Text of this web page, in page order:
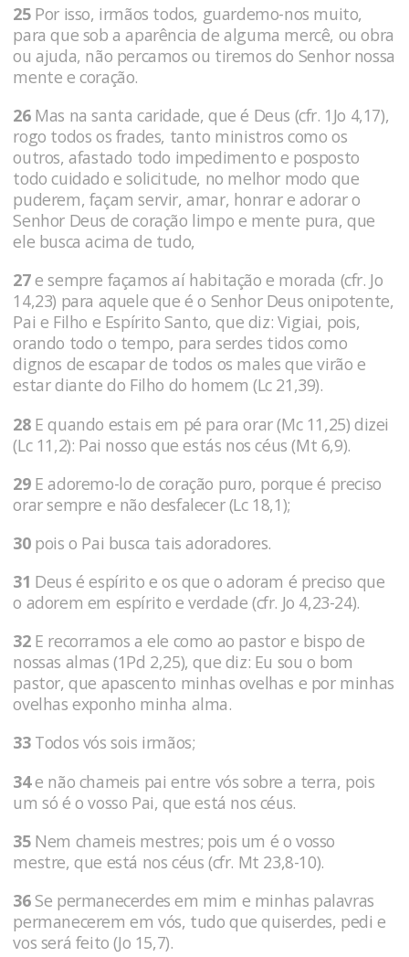
25Por isso, irmãos todos, guardemo-nos muito,
para que sob a aparência de alguma mercê, ou obra
ou ajuda, não percamos ou tiremos do Senhor nossa
mente e coração.
26Mas na santa caridade, que é Deus (cfr. 1Jo 4,17),
rogo todos os frades, tanto ministros como os
outros, afastado todo impedimento e posposto
todo cuidado e solicitude, no melhor modo que
puderem, façam servir, amar, honrar e adorar o
Senhor Deus de coração limpo e mente pura, que
ele busca acima de tudo,
27e sempre façamos aí habitação e morada (cfr. Jo
14,23) para aquele que é o Senhor Deus onipotente,
Pai e Filho e Espírito Santo, que diz: Vigiai, pois,
orando todo o tempo, para serdes tidos como
dignos de escapar de todos os males que virão e
estar diante do Filho do homem (Lc 21,39).
28E quando estais em pé para orar (Mc 11,25) dizei
(Lc 11,2): Pai nosso que estás nos céus (Mt 6,9).
29E adoremo-lo de coração puro, porque é preciso
orar sempre e não desfalecer (Lc 18,1);
30pois o Pai busca tais adoradores.
31 Deus é espírito e os que o adoram é preciso que
o adorem em espírito e verdade (cfr. Jo 4,23-24).
32E recorramos a ele como ao pastor e bispo de
nossas almas (1Pd 2,25), que diz: Eu sou o bom
pastor, que apascento minhas ovelhas e por minhas
ovelhas exponho minha alma.
33Todos vós sois irmãos;
34e não chameis pai entre vós sobre a terra, pois
um só é o vosso Pai, que está nos céus.
35Nem chameis mestres; pois um é o vosso
mestre, que está nos céus (cfr. Mt 23,8-10).
36Se permanecerdes em mim e minhas palavras
permanecerem em vós, tudo que quiserdes, pedi e
vos será feito (Jo 15,7).